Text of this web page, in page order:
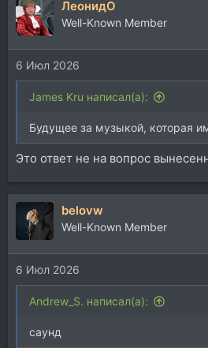
к
ц
и
и
:
ЛеонидО
Well-Known Member
6 Июл 2026
James Kru написал(а):
Будущее за музыкой, которая
Это ответ не на вопрос
belovw
Well-Known Member
6 Июл 2026
Andrew_S. написал(а):
саунд